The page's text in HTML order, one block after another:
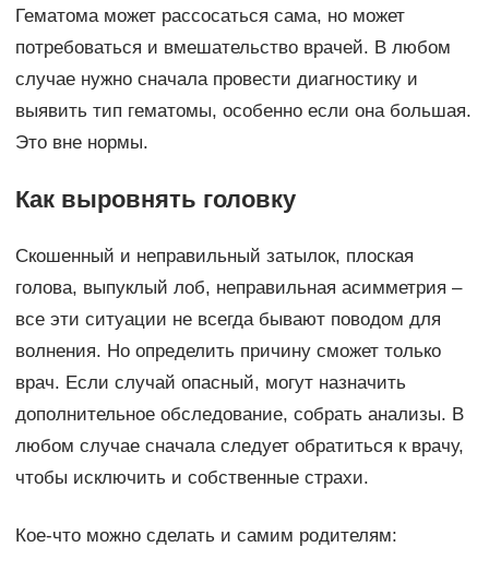
Гематома может рассосаться сама, но может
потребоваться и вмешательство врачей. В любом
случае нужно сначала провести диагностику и
выявить тип гематомы, особенно если она большая.
Это вне нормы.
Как выровнять головку
Скошенный и неправильный затылок, плоская
голова, выпуклый лоб, неправильная асимметрия –
все эти ситуации не всегда бывают поводом для
волнения. Но определить причину сможет только
врач. Если случай опасный, могут назначить
дополнительное обследование, собрать анализы. В
любом случае сначала следует обратиться к врачу,
чтобы исключить и собственные страхи.
Кое-что можно сделать и самим родителям: